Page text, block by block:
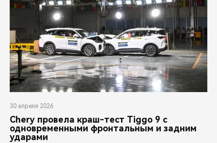
30 апреля 2026
Chery провела краш-тест Tiggo 9 с
одновременными фронтальным и задним
ударами